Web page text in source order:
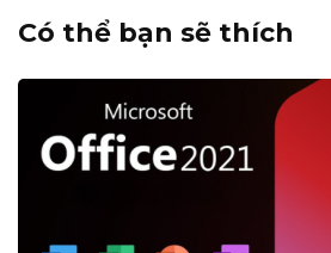
Có thể bạn sẽ thích